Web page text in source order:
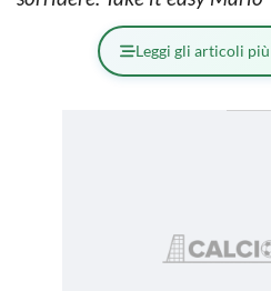
Leggi gli articoli